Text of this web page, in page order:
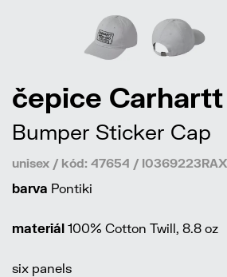
čepice Carhartt
Bumper Sticker Cap
unisex / kód: 47654 /
barva Pontiki
materiál 100% Cotton Twill, 8.8 oz
six panels